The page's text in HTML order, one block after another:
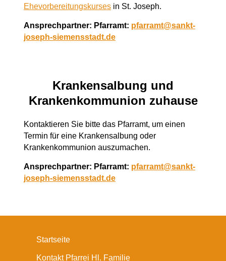
Ehevorbereitungskurses in St. Joseph.
Ansprechpartner: Pfarramt: pfarramt@sankt-
joseph-siemensstadt.de
Krankensalbung und
Krankenkommunion zuhause
Kontaktieren Sie bitte das Pfarramt, um einen
Termin für eine Krankensalbung oder
Krankenkommunion auszumachen.
Ansprechpartner: Pfarramt: pfarramt@sankt-
joseph-siemensstadt.de
Startseite
Kontakt Pfarrei Hl. Familie